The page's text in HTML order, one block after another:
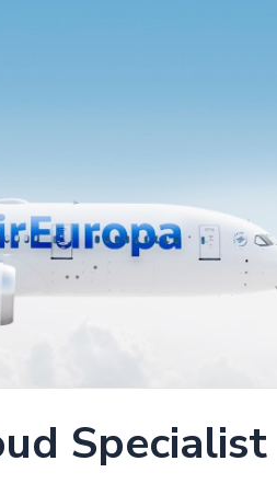
Specialist